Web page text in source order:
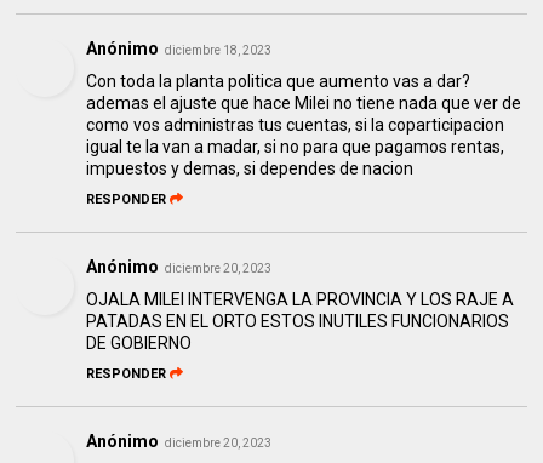
Anónimo diciembre 18, 2023
Con toda la planta politica que aumento vas a dar?
ademas el ajuste que hace Milei no tiene nada que ver de
como vos administras tus cuentas, si la coparticipacion
igual te la van a madar, si no para que pagamos rentas,
impuestos y demas, si dependes de nacion
RESPONDER
Anónimo diciembre 20, 2023
OJALA MILEI INTERVENGA LA PROVINCIA Y LOS RAJE A
PATADAS EN EL ORTO ESTOS INUTILES FUNCIONARIOS
DE GOBIERNO
RESPONDER
Anónimo diciembre 20, 2023